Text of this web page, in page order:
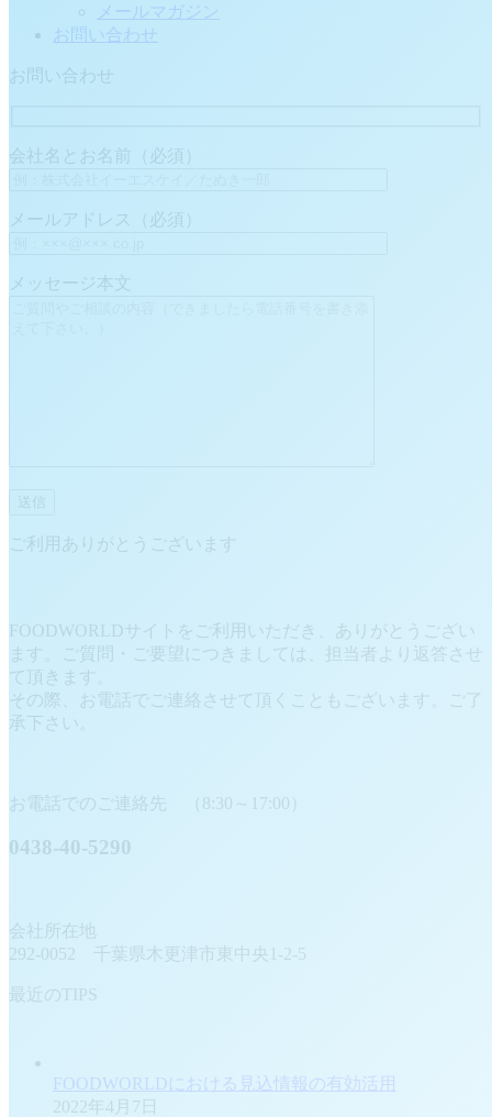
メールマガジン
お問い合わせ
お問い合わせ
会社名とお名前（必須）
メールアドレス（必須）
メッセージ本文
ご利用ありがとうございます
FOODWORLDサイトをご利用いただき、ありがとうござい
ます。ご質問・ご要望につきましては、担当者より返答させ
て頂きます。
その際、お電話でご連絡させて頂くこともございます。ご了
承下さい。
お電話でのご連絡先 （8:30～17:00）
0438-40-5290
会社所在地
292-0052 千葉県木更津市東中央1-2-5
最近のTIPS
FOODWORLDにおける見込情報の有効活用
2022年4月7日